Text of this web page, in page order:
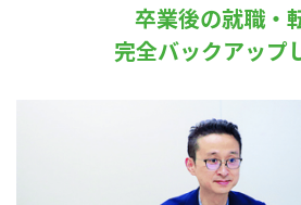
卒業後の就職・
完全バックアップ